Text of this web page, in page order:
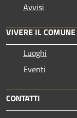
Avvisi
VIVERE IL COMUNE
Luoghi
Eventi
CONTATTI